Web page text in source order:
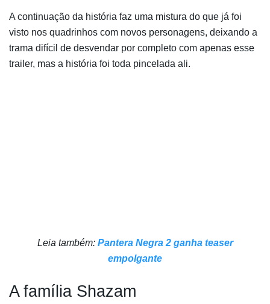
A continuação da história faz uma mistura do que já foi
visto nos quadrinhos com novos personagens, deixando a
trama difícil de desvendar por completo com apenas esse
trailer, mas a história foi toda pincelada ali.
Leia também: Pantera Negra 2 ganha teaser
empolgante
A família Shazam